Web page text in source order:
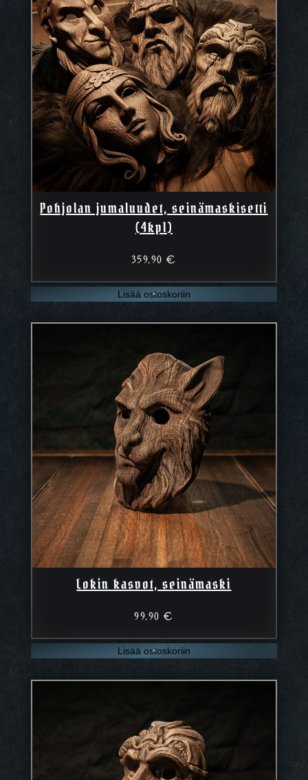
Pohjolan jumaluudet, seinämaskisetti
(4kpl)
359,90€
Lisää ostoskoriin
Lokin kasvot, seinämaski
99,90€
Lisää ostoskoriin